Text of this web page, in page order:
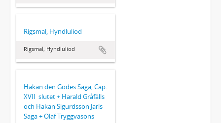
Rigsmal, Hyndluliod
Rigsmal, Hyndluliod
Hakan den Godes Saga, Cap.
XVII  slutet + Harald Gråfälls
och Hakan Sigurdsson Jarls
Saga + Olaf Tryggvasons